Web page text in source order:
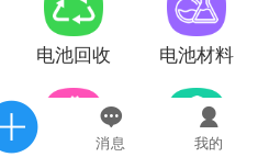
消息 我的
电池回收 电池材料